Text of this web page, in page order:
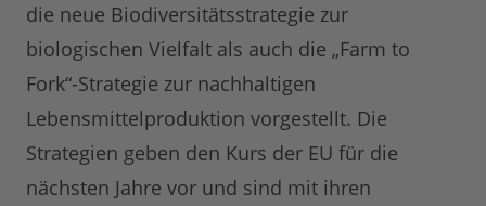
die neue Biodiversitätsstrategie zur
biologischen Vielfalt als auch die „Farm to
Fork“-Strategie zur nachhaltigen
Lebensmittelproduktion vorgestellt. Die
Strategien geben den Kurs der EU für die
nächsten Jahre vor und sind mit ihren